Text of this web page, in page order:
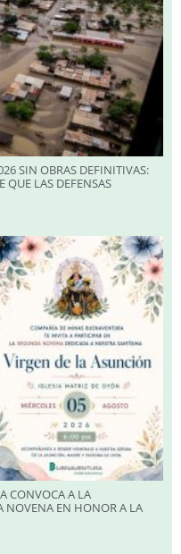
SIN OBRAS DEFINITIVAS:
QUE LAS DEFENSAS
CONVOCA A LA
NOVENA EN HONOR A LA